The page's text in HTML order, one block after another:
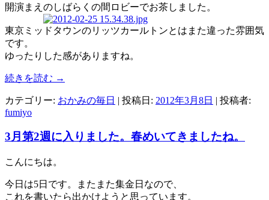
開演まえのしばらくの間ロビーでお茶しました。
東京ミッドタウンのリッツカールトンとはまた違った雰囲気
です。
ゆったりした感がありますね。
続きを読む →
カテゴリー: おかみの毎日 | 投稿日: 2012年3月8日 | 投稿者:
fumiyo
3月第2週に入りました。春めいてきましたね。
こんにちは。
今日は5日です。またまた集金日なので、
これを書いたら出かけようと思っています。